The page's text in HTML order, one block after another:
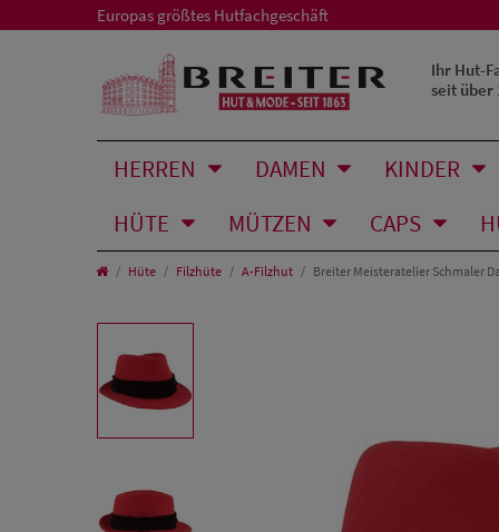
Europas größtes Hutfachgeschäft
Ihr Hut-
seit über
HERREN DAMEN KINDER
HÜTE
MÜTZEN CAPS
Hüte Filzhüte A-Filzhut Breiter Meisteratelier Schmaler